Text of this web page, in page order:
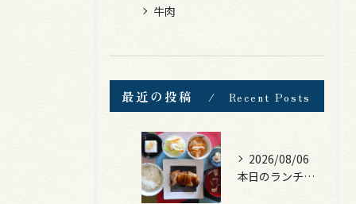
牛肉
最近の投稿 Recent Posts
2026/08/06
本日のランチは、照焼きチキン！